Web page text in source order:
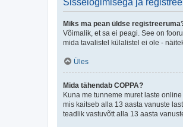
Miks ma pean üldse
Võimalik, et sa ei peagi. See on
mida tavalistel külalistel ei ole -
Üles
Mida tähendab COPPA?
Kuna me tunneme muret laste
mis kaitseb alla 13 aasta vanuste
teadlik vastuvõtt alla 13 aasta